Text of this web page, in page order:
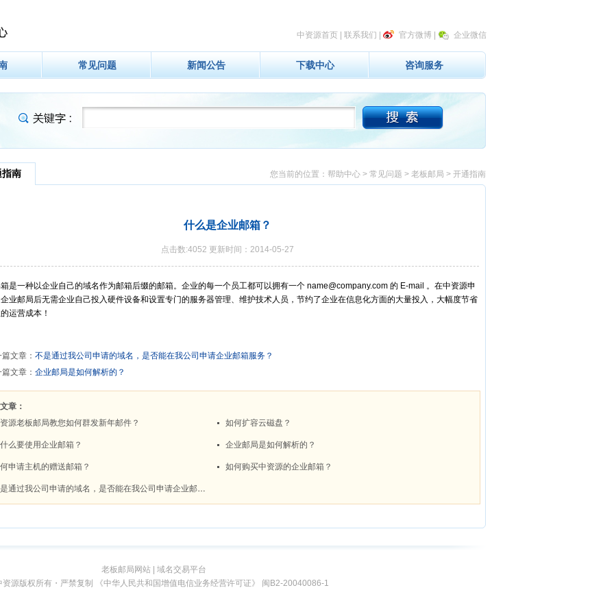
中资源首页| 联系我们 官方微博 企业微信
常见问题 新闻公告 下载中心 咨询服务
老板邮局网站| 域名交易平台
资源版权所有・严禁复制 《中华人民共和国增值电信业务经营许可证》 闽B2-20040086-1